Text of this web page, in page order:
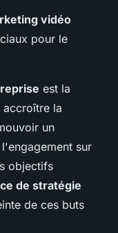
vidéo
pour le
est la
accroître la
un
sur
objectifs
de stratégie
de ces buts